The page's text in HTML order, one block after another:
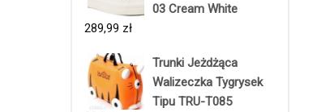
03 Cream White
289,99 zł
Trunki Jeżdżąca
Walizeczka Tygrysek
Tipu TRU-T085